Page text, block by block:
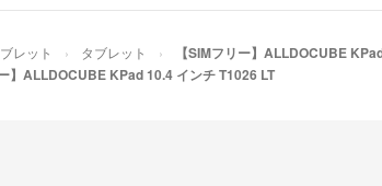
レット タブレット 【SIMフリー】ALLDOCUBE
】ALLDOCUBE KPad 10.4 インチ T1026 LT